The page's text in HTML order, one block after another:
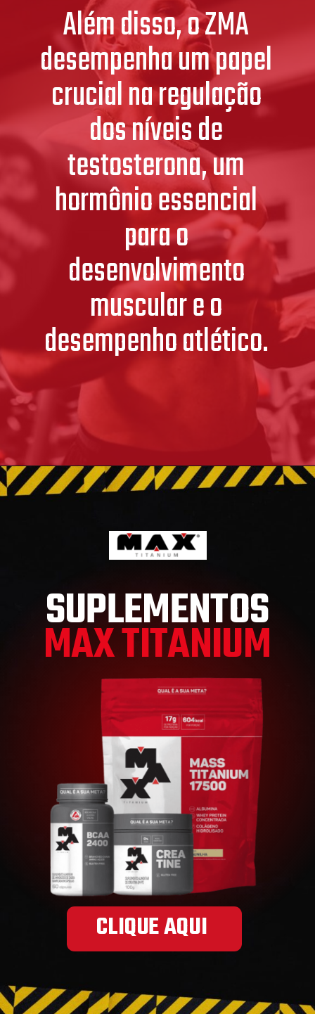
Além disso, o ZMA
desempenha um papel
crucial na regulação
dos níveis de
testosterona, um
hormônio essencial
para o
desenvolvimento
muscular e o
desempenho atlético.
SUPLEMENTOS
MAX TITANIUM
CLIQUE AQUI